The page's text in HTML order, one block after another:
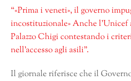
“«Prima i veneti», il governo
incostituzionale» Anche l’Unicef
Palazzo Chigi contestando i
nell’accesso agli asili”.
Il giornale riferisce che il